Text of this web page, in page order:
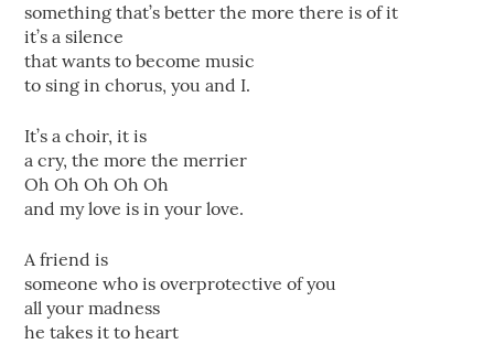
something that’s better the more there is of it
it’s a silence
that wants to become music
to sing in chorus, you and I.
It’s a choir, it is
a cry, the more the merrier
Oh Oh Oh Oh Oh
and my love is in your love.
A friend is
someone who is overprotective of you
all your madness
he takes it to heart